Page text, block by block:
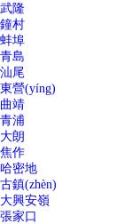
武隆
鐘村
蚌埠
青島
汕尾
東營(yíng)
曲靖
青浦
大朗
焦作
哈密地
古鎮(zhèn)
大興安嶺
張家口